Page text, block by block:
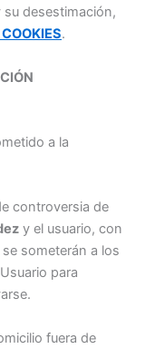
desestimación,
.
a la
controversia de
y el usuario, con
someterán a los
para
fuera de